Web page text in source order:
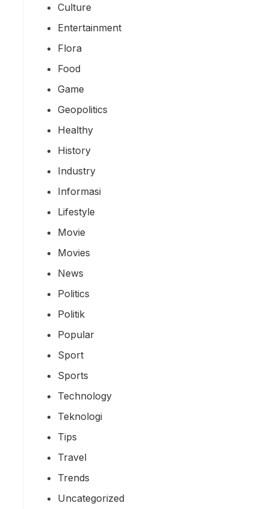
Culture
Entertainment
Flora
Food
Game
Geopolitics
Healthy
History
Industry
Informasi
Lifestyle
Movie
Movies
News
Politics
Politik
Popular
Sport
Sports
Technology
Teknologi
Tips
Travel
Trends
Uncategorized